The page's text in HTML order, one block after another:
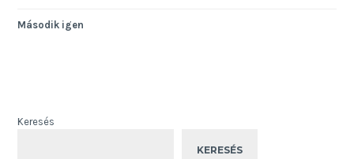
Második igen
Keresés
KERESÉS